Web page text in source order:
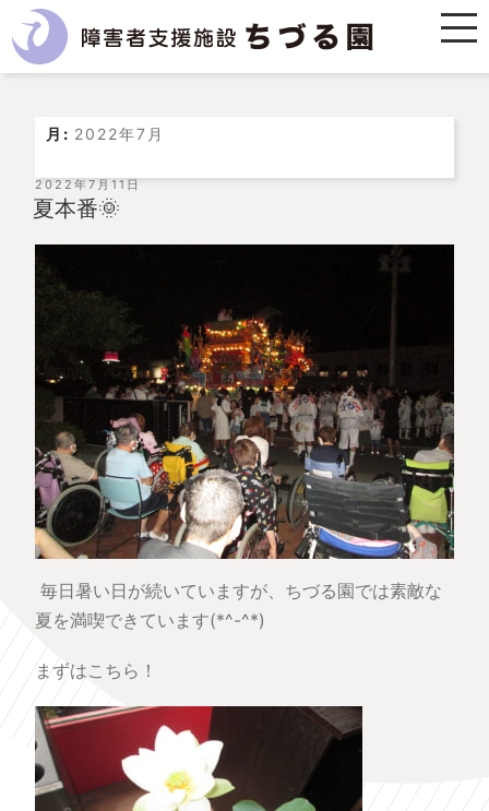
月: 2022年7月
投
稿
日:
2022年7月11日
夏本番🌞
毎日暑い日が続いていますが、ちづる園では素敵な
夏を満喫できています(*^-^*)
まずはこちら！